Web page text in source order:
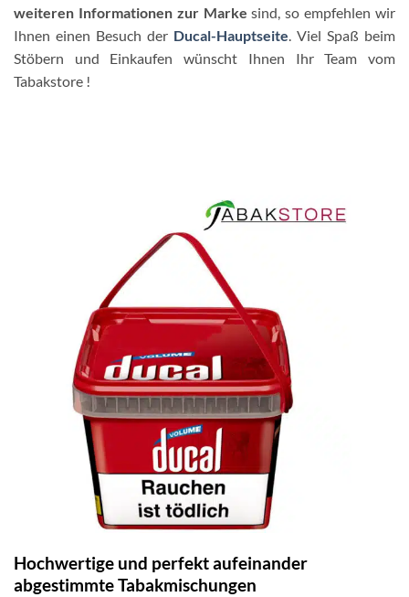
weiteren Informationen zur Marke sind, so empfehlen wir
Ihnen einen Besuch der Ducal-Hauptseite. Viel Spaß beim
Stöbern und Einkaufen wünscht Ihnen Ihr Team vom
Tabakstore !
Hochwertige und perfekt aufeinander
abgestimmte Tabakmischungen